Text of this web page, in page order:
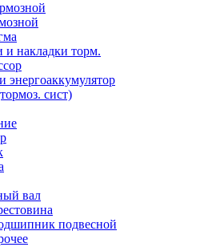
и накладки торм.
энергоаккумулятор
сист)
вал
подвесной